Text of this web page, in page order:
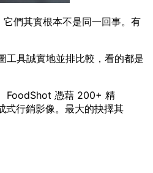
們其實根本不是同一回事。有
具誠實地並排比較，看的都是
FoodShot 憑藉 200+ 精
式行銷影像。最大的抉擇其